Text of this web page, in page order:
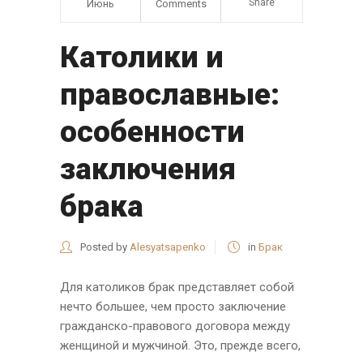
Июнь Comments
Католики и
православные:
особенности
заключения
брака
Posted by Alesyatsapenko in Брак
Для католиков брак представляет собой
нечто большее, чем просто заключение
гражданско-правового договора между
женщиной и мужчиной. Это, прежде всего,